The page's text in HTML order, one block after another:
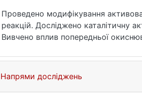
Проведено модифікування
реакцій. Досліджено каталітичну
Вивчено вплив попередньої
Напрями досліджень